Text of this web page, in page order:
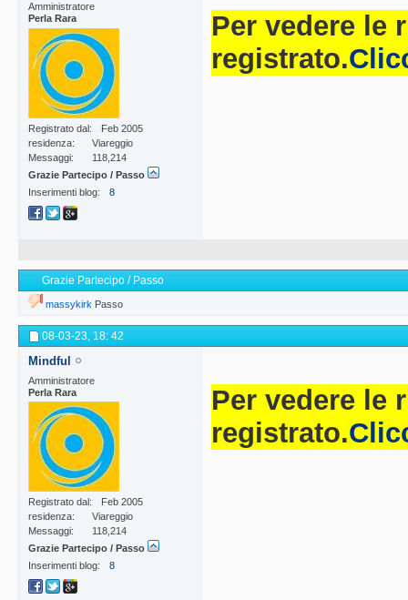
Amministratore
Perla Rara
Registrato dal
Feb 2005
residenza
Viareggio
Messaggi
118,214
Grazie Partecipo / Passo
Inserimenti blog
8
Per vedere le
registrato.
Grazie Partecipo / Passo
massykirk Passo
08-03-23, 18: 42
Mindful
Amministratore
Perla Rara
Registrato dal
Feb 2005
residenza
Viareggio
Messaggi
118,214
Grazie Partecipo / Passo
Inserimenti blog
8
Per vedere le
registrato.